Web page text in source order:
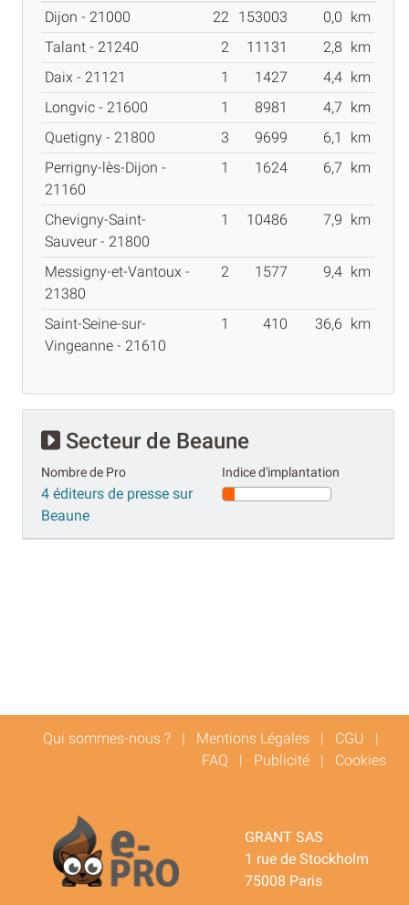
Dijon - 21000 22 153003 0,0
km
Talant - 21240
2 11131 2,8
km
Daix - 21121
1 1427 4,4 km
Longvic - 21600
1 8981 4,7
km
Quetigny - 21800
3 9699 6,1
km
Perrigny-lès-Dijon -
21160
1 1624 6,7 km
Chevigny-Saint-
Sauveur - 21800
1 10486 7,9 km
Messigny-et-Vantoux -
21380
2 1577 9,4 km
Saint-Seine-sur-
Vingeanne - 21610
1 410 36,6 km
Secteur de Beaune
Nombre de Pro
4 éditeurs de presse sur
Beaune
Indice d'implantation
Qui sommes-nous ? | Mentions Légales | CGU |
FAQ | Publicité | Cookies
GRANT SAS
1 rue de Stockholm
75008 Paris